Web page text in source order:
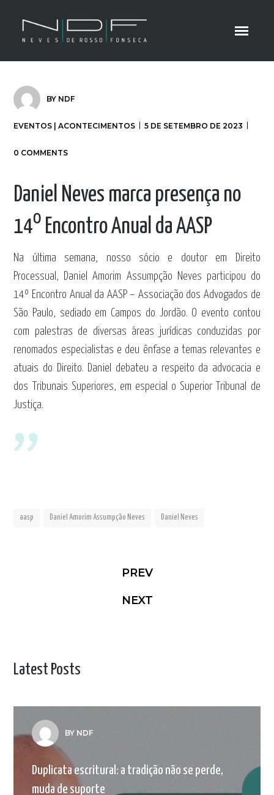
BY NDF
EVENTOS | ACONTECIMENTOS 5 DE SETEMBRO DE 2023
0 COMMENTS
Daniel Neves marca presença no
14⁰ Encontro Anual da AASP
Na última semana, nosso sócio e doutor em Direito
Processual, Daniel Amorim Assumpção Neves participou do
14º Encontro Anual da AASP – Associação dos Advogados de
São Paulo, sediado em Campos do Jordão. O evento contou
com palestras de diversas áreas jurídicas conduzidas por
renomados especialistas e deu ênfase a temas relevantes e
atuais do Direito. Daniel debateu a respeito da advocacia e
dos Tribunais Superiores, em especial o Superior Tribunal de
Justiça.
aasp Daniel Amorim Assumpção Neves Daniel Neves
PREV
NEXT
Latest Posts
BY NDF
Duplicata escritural: a tradição não se perde,
muda de suporte